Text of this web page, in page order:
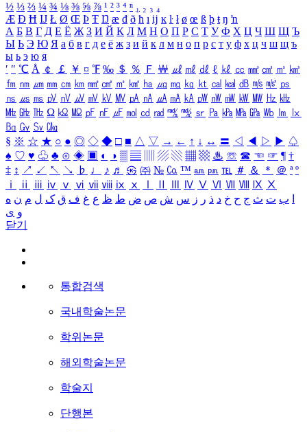
½ ⅓ ⅔ ¼ ¾ ⅛ ⅜ ⅝ ⅞ ¹ ² ³ ⁴ ⁿ ₁ ₂ ₃ ₄
Æ Ð Ħ Ĳ Ł Ø Œ Þ Ŧ Ŋ æ đ ð ħ ı ĳ ĸ ŀ ł ø œ ß þ ŧ ŋ ŉ
А Б В Г Д Е Ё Ж З И Й К Л М Н О П Р С Т У Ф Х Ц Ч Ш Щ Ъ
Ы Ь Э Ю Я а б в г д е ё ж з и й к л м н о п р с т у ф х ц ч ш щ ъ
ы ь э ю я
′ ″ ℃ Å ￠ ￡ ￥ ¤ ℉ ‰ ＄ ％ Ｆ ￦ ㎕ ㎖ ㎗ ℓ ㎘ ㏄ ㎣ ㎤ ㎥ ㎦
㎙ ㎚ ㎛ ㎜ ㎝ ㎞ ㎟ ㎠ ㎡ ㎢ ㏊ ㎍ ㎎ ㎏ ㏏ ㎈ ㎉ ㏈ ㎧ ㎨ ㎰
㎱ ㎲ ㎳ ㎴ ㎵ ㎶ ㎷ ㎸ ㎹ ㎀ ㎁ ㎂ ㎃ ㎄ ㎺ ㎻ ㎽ ㎾ ㎿ ㎐ ㎑
㎒ ㎓ ㎔ Ω ㏀ ㏁ ㎊ ㎋ ㎌ ㏖ ㏅ ㎭ ㎮ ㎯ ㏛ ㎩ ㎪ ㎫ ㎬ ㏝ ㏐
㏓
㏃ ㏉ ㏜ ㏆
§ ※ ☆ ★ ○ ● ◎ ◇ ◆ □ ■ △ ▽ → ← ↑ ↓ ↔ 〓 ◁ ◀ ▷ ▶ ♤
♠ ♡ ♥ ♧ ♣ ⊙ ◈ ▣ ◐ ◑ ▒ ▤ ▨ ▧ ▦ ▩ ♨ ☏ ☎ ☜ ☞ ¶ †
‡ ↕ ↗ ↙ ↖ ↘ ♭ ♩ ♪ ♬ ㉿ ㈜ № ㏇ ™ ㏂ ㏘ ℡ ＃ ＆ ＊ ＠ ª º
ⅰ
ⅱ ⅲ ⅳ ⅴ ⅵ ⅶ ⅷ ⅸ ⅹ Ⅳ Ⅴ Ⅵ Ⅶ Ⅷ Ⅸ Ⅹ
ب ت ث ج ح خ د ذ ر ز س ش ص ض ط ظ ع غ ف ق ک ل م ن ه
و ی
닫기
통합검색
국내학술논문
학위논문
해외학술논문
학술지
단행본